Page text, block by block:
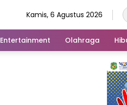
Kamis, 6 Agustus 2026
Entertainment Olahraga